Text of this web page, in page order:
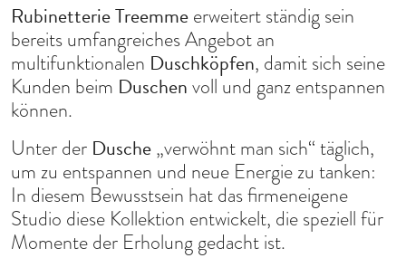
Rubinetterie Treemmeerweitert ständig sein
bereits umfangreiches Angebot an
multifunktionalen Duschköpfen, damit sich seine
Kunden beim Duschenvoll und ganz entspannen
können.
Unter der Dusche„verwöhnt man sich“ täglich,
um zu entspannen und neue Energie zu tanken:
In diesem Bewusstsein hat das firmeneigene
Studio diese Kollektion entwickelt, die speziell für
Momente der Erholung gedacht ist.